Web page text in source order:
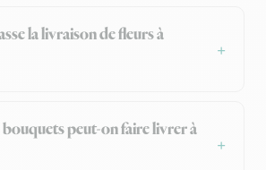
la livraison de fleurs à
peut-on faire livrer à